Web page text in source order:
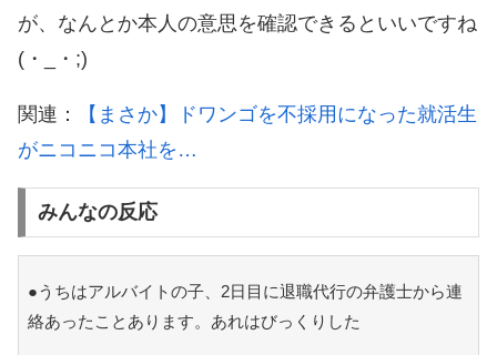
が、なんとか本人の意思を確認できるといいですね
(・_・;)
関連：
【まさか】ドワンゴを不採用になった就活生
がニコニコ本社を…
みんなの反応
●うちはアルバイトの子、2日目に退職代行の弁護士から連
絡あったことあります。あれはびっくりした